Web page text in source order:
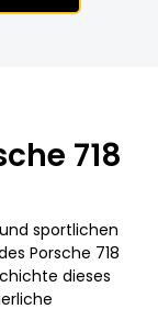
718
sportlichen
Porsche 718
dieses